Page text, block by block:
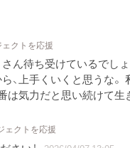
クトを応援
待ち受けているでしょ
、上手くいくと思うな。
気力だと思い続けて生
ェクトを応援